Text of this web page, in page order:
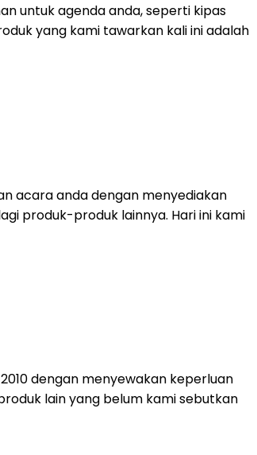
untuk agenda anda, seperti kipas
yang kami tawarkan kali ini adalah
acara anda dengan menyediakan
produk-produk lainnya. Hari ini kami
dengan menyewakan keperluan
lain yang belum kami sebutkan